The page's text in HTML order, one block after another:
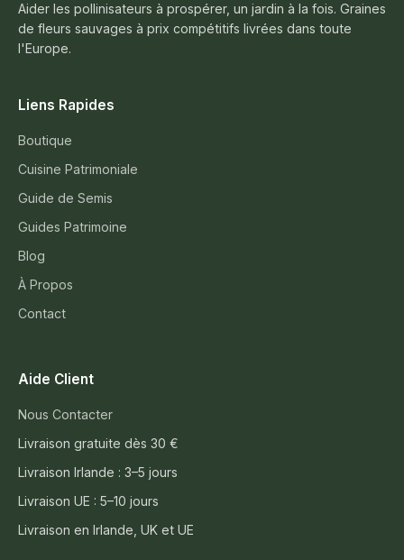
Aider les pollinisateurs à prospérer, un jardin à la fois. Graines
de fleurs sauvages à prix compétitifs livrées dans toute
l'Europe.
Liens Rapides
Boutique
Cuisine Patrimoniale
Guide de Semis
Guides Patrimoine
Blog
À Propos
Contact
Aide Client
Nous Contacter
Livraison gratuite dès 30 €
Livraison Irlande : 3–5 jours
Livraison UE : 5–10 jours
Livraison en Irlande, UK et UE